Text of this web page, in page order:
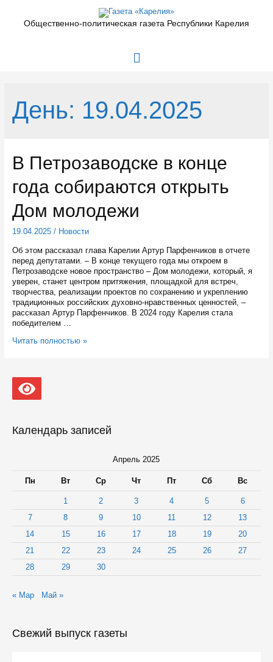
содержимомуОбщественно-политическая газета Республики Карелия
Главное
День: 19.04.2025
В Петрозаводске в конце
года собираются открыть
Дом молодежи
19.04.2025/ Новости
Об этом рассказал глава Карелии Артур Парфенчиков в отчете
перед депутатами. – В конце текущего года мы откроем в
Петрозаводске новое пространство – Дом молодежи, который, я
уверен, станет центром притяжения, площадкой для встреч,
творчества, реализации проектов по сохранению и укреплению
традиционных российских духовно-нравственных ценностей, –
рассказал Артур Парфенчиков. В 2024 году Карелия стала
победителем …
В
года
собираются
открыть
Читать полностью »
Календарь записей
Апрель 2025
Пн Вт Ср Чт Пт Сб Вс
1 2 3 4 5
6
7
8 9 10 11 12
13
14
15 16 17 18 19
20
21
22 23 24 25 26
27
28
29 30
« Мар Май »
Свежий выпуск газеты